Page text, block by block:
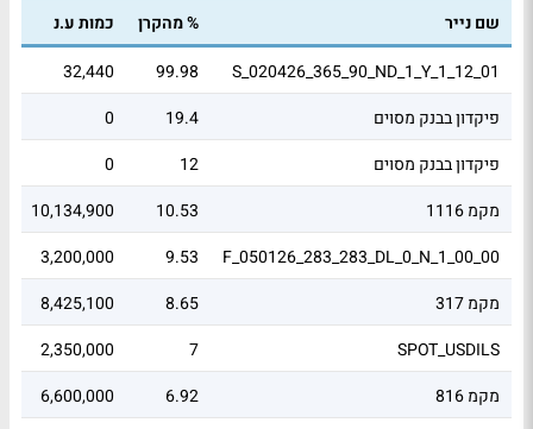
שם נייר % מהקרן כמות ע.נ
S_020426_365_90_ND_1_Y_1_12_01
99.98
32,440
פיקדון בבנק מסוים
19.4
0
פיקדון בבנק מסוים
12
0
מקמ 1116
10.53
10,134,900
F_050126_283_283_DL_0_N_1_00_00
9.53
3,200,000
מקמ 317
8.65
8,425,100
SPOT_USDILS
7
2,350,000
מקמ 816
6.92
6,600,000